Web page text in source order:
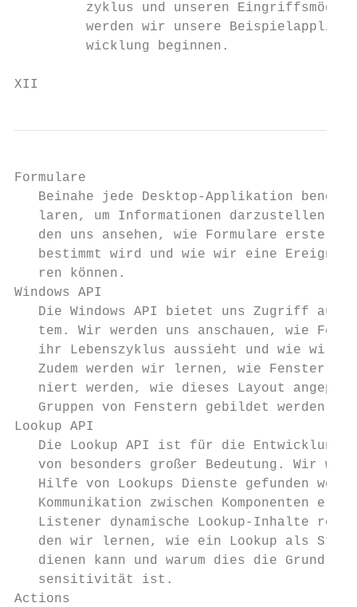
zyklus und unseren
werden wir unsere
         wicklung beginnen.
XII
Formulare
Beinahe jede Desktop-Applikation
laren, um Informationen darzustellen
den uns ansehen, wie Formulare erstellt
bestimmt wird und wie wir eine
   ren können.
Windows API
Die Windows API bietet uns Zugriff auf
tem. Wir werden uns anschauen, wie
ihr Lebenszyklus aussieht und wie wir
Zudem werden wir lernen, wie Fenster im
niert werden, wie dieses Layout
Gruppen von Fenstern gebildet werden
Lookup API
Die Lookup API ist für die Entwicklung
von besonders großer Bedeutung. Wir
Hilfe von Lookups Dienste gefunden
Kommunikation zwischen Komponenten
Listener dynamische Lookup-Inhalte
den wir lernen, wie ein Lookup als
dienen kann und warum dies die
   sensitivität ist.
Actions